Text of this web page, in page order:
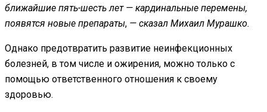
ближайшие пять-шесть лет — кардинальные перемены,
появятся новые препараты, — сказал Михаил Мурашко.
Однако предотвратить развитие неинфекционных
болезней, в том числе и ожирения, можно только с
помощью ответственного отношения к своему
здоровью.